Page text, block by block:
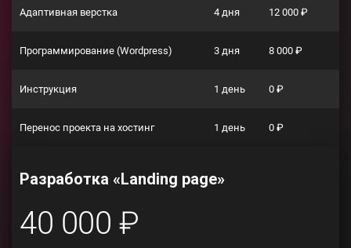
Адаптивная верстка 4 дня 12 000 ₽
Программирование (Wordpress) 3 дня 8 000 ₽
Инструкция 1 день 0 ₽
Перенос проекта на хостинг 1 день 0 ₽
Разработка «Landing page»
40 000 ₽